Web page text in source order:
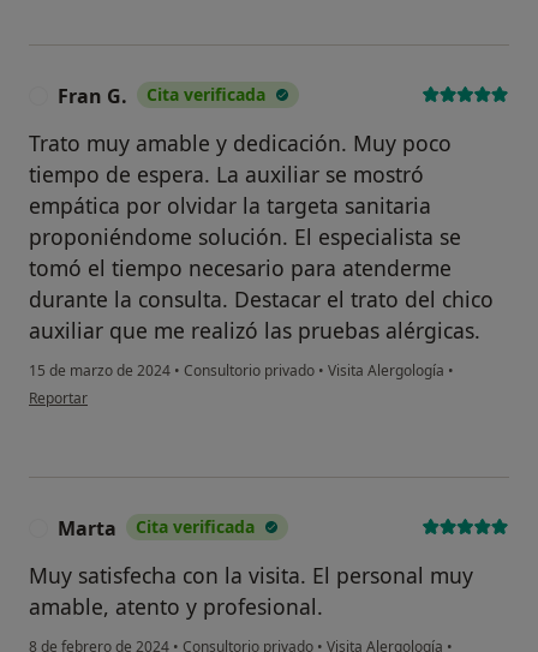
Fran G. Cita verificada
Trato muy amable y dedicación. Muy poco
tiempo de espera. La auxiliar se mostró
empática por olvidar la targeta sanitaria
proponiéndome solución. El especialista se
tomó el tiempo necesario para atenderme
durante la consulta. Destacar el trato del chico
auxiliar que me realizó las pruebas alérgicas.
15 de marzo de 2024 • Consultorio privado • Visita Alergología •
en opinión del usuario Fran G.
Reportar
Marta Cita verificada
Muy satisfecha con la visita. El personal muy
amable, atento y profesional.
8 de febrero de 2024 • Consultorio privado • Visita Alergología •